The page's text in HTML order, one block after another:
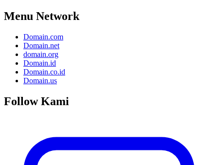
Menu Network
Domain.com
Domain.net
domain.org
Domain.id
Domain.co.id
Domain.us
Follow Kami